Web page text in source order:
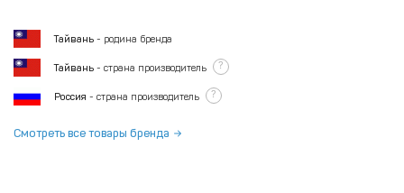
Тайвань - родина бренда
Тайвань - страна производитель ?
Россия - страна производитель ?
Смотреть все товары бренда